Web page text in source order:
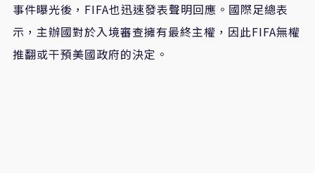
事件曝光後， FIFA也迅速發表聲明回應。國際足總表
示，主辦國對於入境審查擁有最終主權，因此FIFA無權
推翻或干預美國政府的決定。